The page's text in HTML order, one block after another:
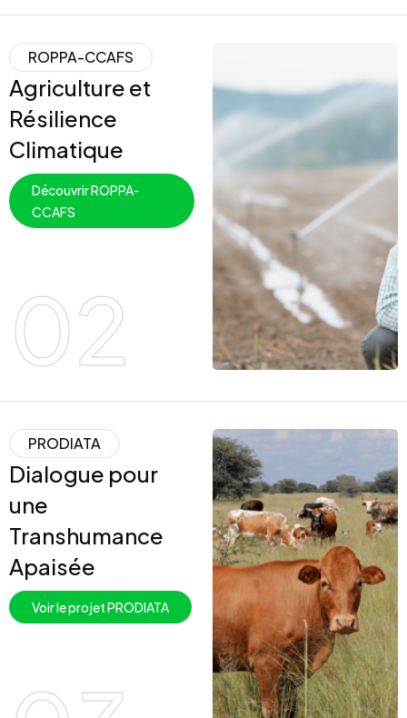
ROPPA-CCAFS
Agriculture et
Résilience
Climatique
Découvrir ROPPA-
CCAFS
02
PRODIATA
Dialogue pour
une
Transhumance
Apaisée
Voir le projet PRODIATA